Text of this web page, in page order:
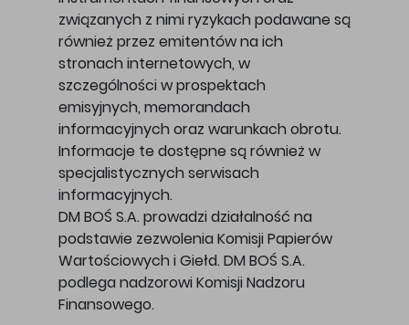
związanych z nimi ryzykach podawane są
również przez emitentów na ich
stronach internetowych, w
szczególności w prospektach
emisyjnych, memorandach
informacyjnych oraz warunkach obrotu.
Informacje te dostępne są również w
specjalistycznych serwisach
informacyjnych.
DM BOŚ S.A. prowadzi działalność na
podstawie zezwolenia Komisji Papierów
Wartościowych i Giełd. DM BOŚ S.A.
podlega nadzorowi Komisji Nadzoru
Finansowego.